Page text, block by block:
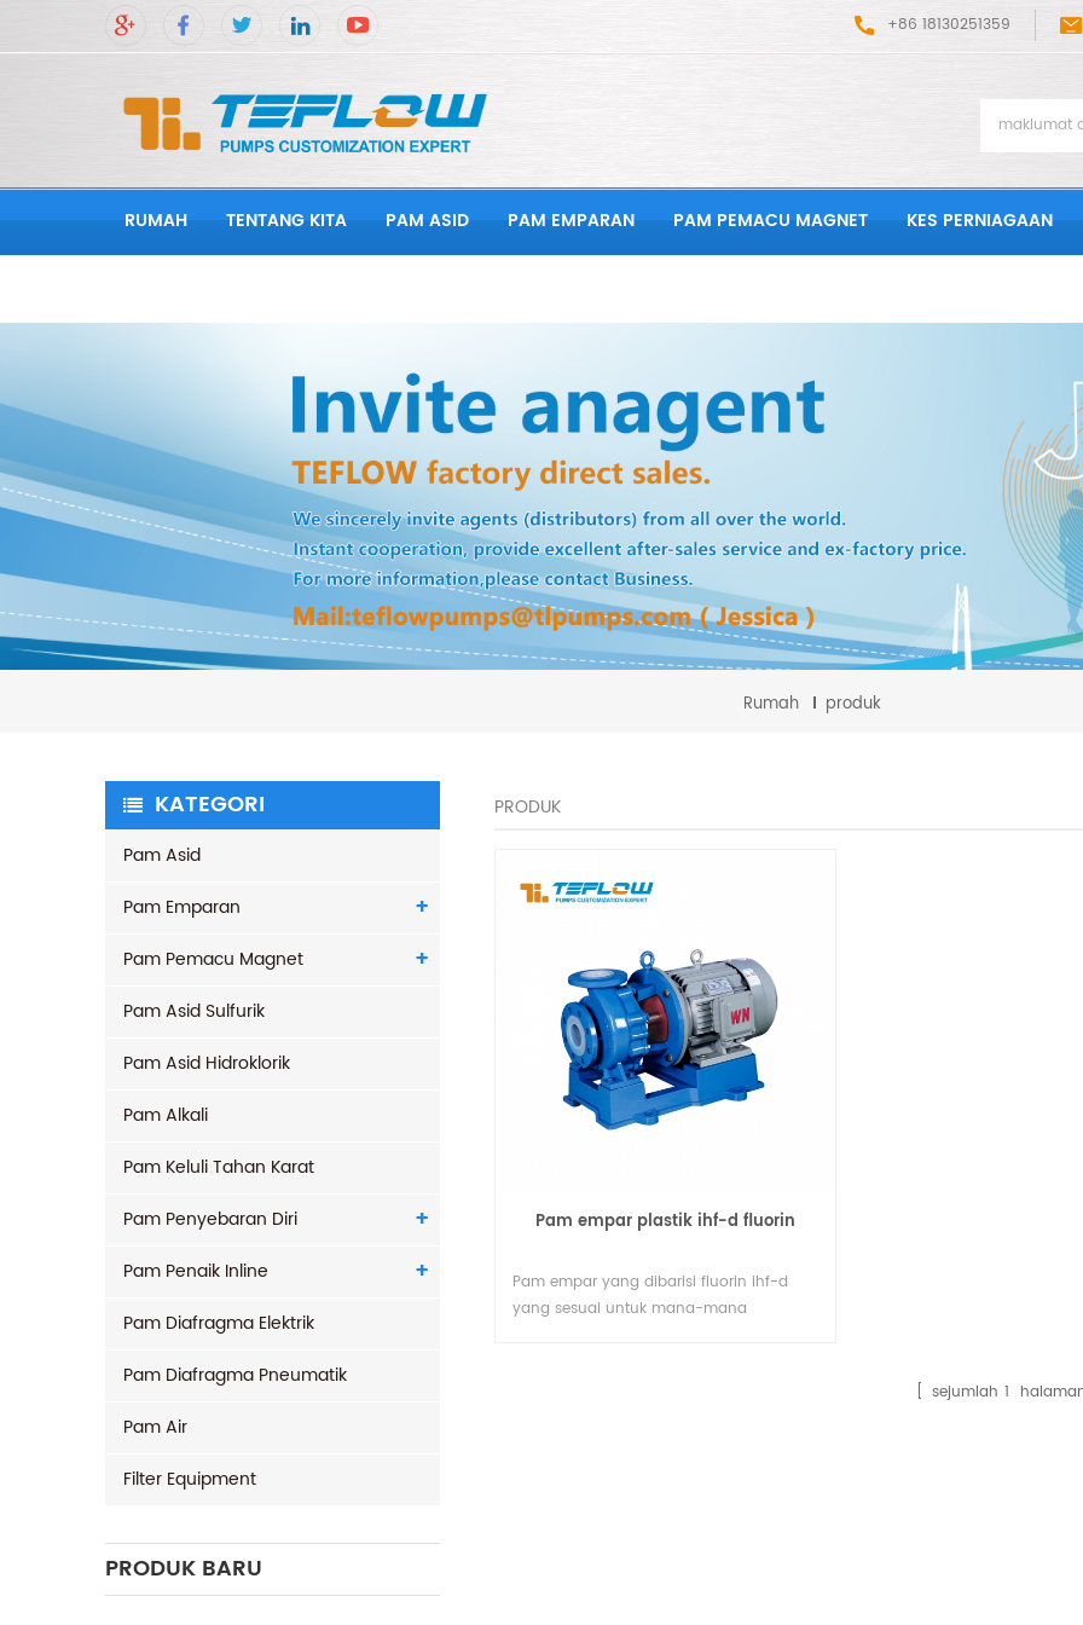
+86 18130251359
RUMAH TENTANG KITA PAM ASID PAM EMPARAN PAM PEMACU MAGNET KES PERNIAGAAN
Rumah produk
KATEGORI
Pam Asid
Pam Emparan
Pam Pemacu Magnet
Pam Asid Sulfurik
Pam Asid Hidroklorik
Pam Alkali
Pam Keluli Tahan Karat
Pam Penyebaran Diri
Pam Penaik Inline
Pam Diafragma Elektrik
Pam Diafragma Pneumatik
Pam Air
Filter Equipment
PRODUK BARU
PRODUK
Pam empar plastik ihf-d fluorin
Pam empar yang dibarisi fluorin ihf-d
yang sesuai untuk mana-mana
sejumlah 1